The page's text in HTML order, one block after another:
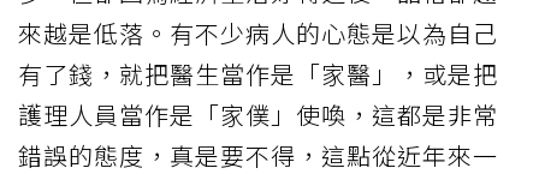
來越是低落。有不少病人的心態是以為自己
有了錢，就把醫生當作是「家醫」，或是把
護理人員當作是「家僕」使喚，這都是非常
錯誤的態度，真是要不得，這點從近年來一